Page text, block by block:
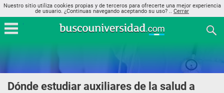
Nuestro sitio utiliza cookies propias y de terceros para ofrecerte una mejor experiencia
de usuario. ¿Continuas navegando aceptando su uso? .. Cerrar
Dónde estudiar auxiliares de la salud a